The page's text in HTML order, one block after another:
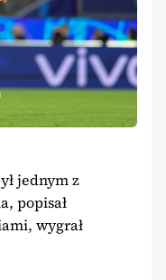
jednym z
popisał
wygrał